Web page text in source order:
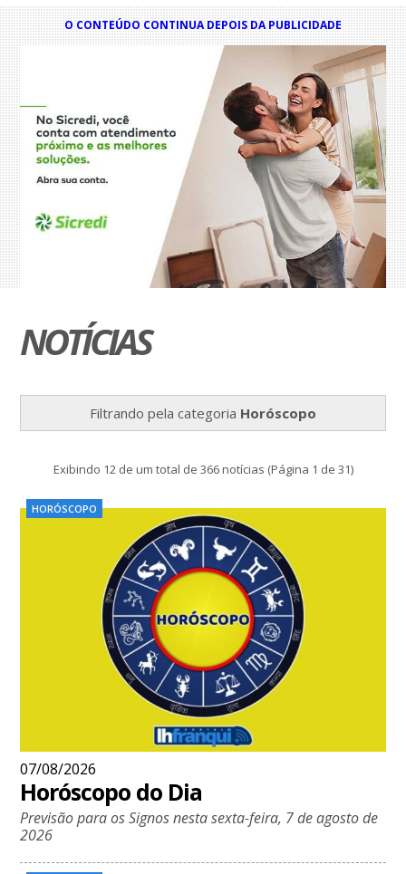
O CONTEÚDO CONTINUA DEPOIS DA PUBLICIDADE
NOTÍCIAS
Filtrando pela categoria Horóscopo
Exibindo 12 de um total de 366 notícias (Página 1 de 31)
HORÓSCOPO
07/08/2026
Horóscopo do Dia
Previsão para os Signos nesta sexta-feira, 7 de agosto de
2026